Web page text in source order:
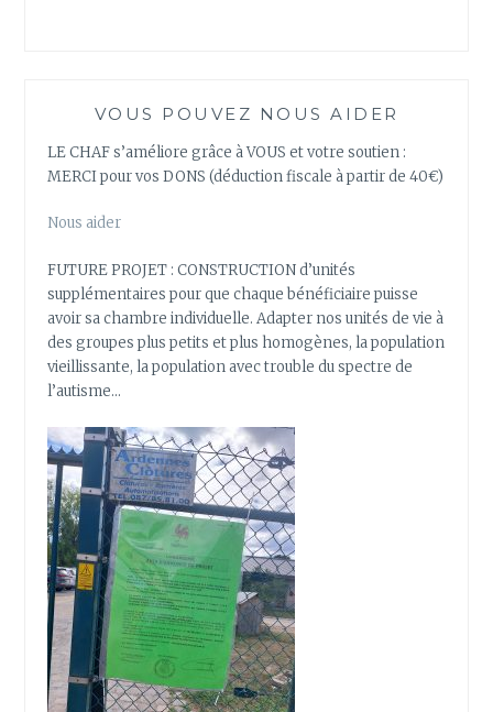
VOUS POUVEZ NOUS AIDER
LE CHAF s’améliore grâce à VOUS et votre soutien :
MERCI pour vos DONS (déduction fiscale à partir de 40€)
Nous aider
FUTURE PROJET : CONSTRUCTION d’unités
supplémentaires pour que chaque bénéficiaire puisse
avoir sa chambre individuelle. Adapter nos unités de vie à
des groupes plus petits et plus homogènes, la population
vieillissante, la population avec trouble du spectre de
l’autisme…